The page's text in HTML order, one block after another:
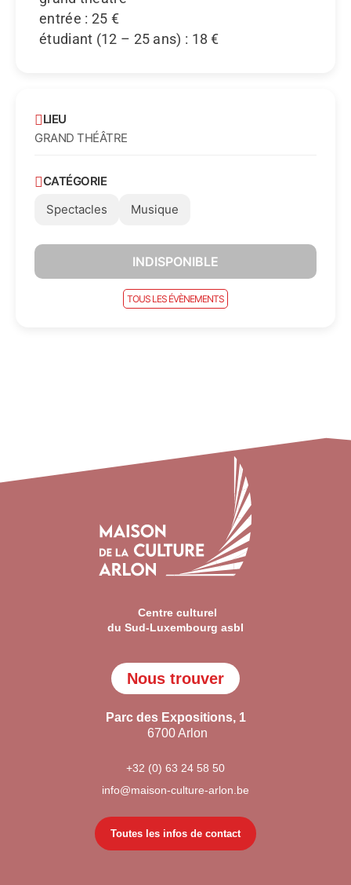
entrée : 25 €
étudiant (12 – 25 ans) : 18 €
LIEU
GRAND THÉÂTRE
CATÉGORIE
Spectacles
Musique
INDISPONIBLE
TOUS LES ÉVÈNEMENTS
Centre culturel
du Sud-Luxembourg asbl
Nous trouver
Parc des Expositions, 1
6700 Arlon
+32 (0) 63 24 58 50
info@maison-culture-arlon.be
Toutes les infos de contact